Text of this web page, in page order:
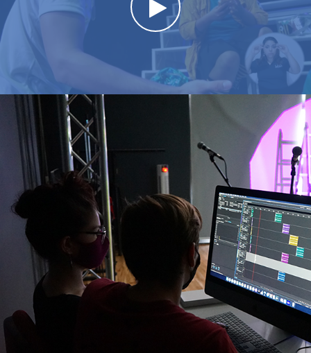
Watch the video